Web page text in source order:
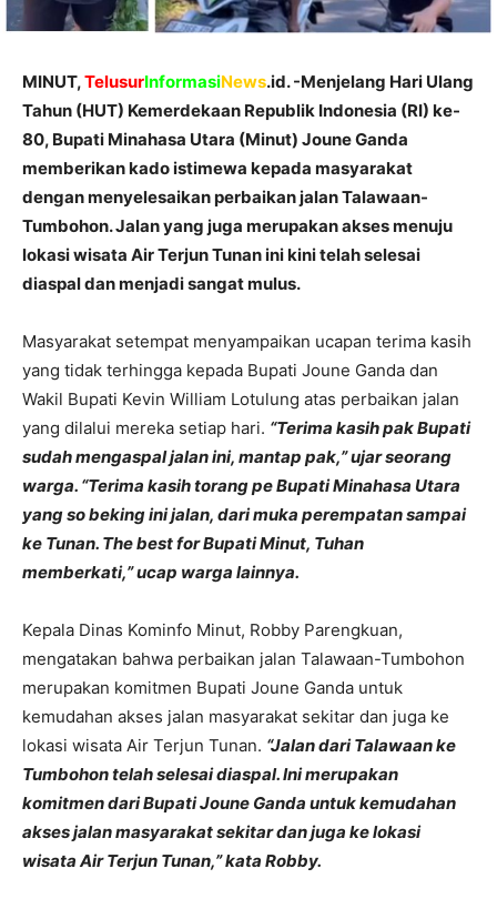
MINUT,TelusurInformasiNews.id. -Menjelang Hari Ulang
Tahun (HUT) Kemerdekaan Republik Indonesia (RI) ke-
80, Bupati Minahasa Utara (Minut) Joune Ganda
memberikan kado istimewa kepada masyarakat
dengan menyelesaikan perbaikan jalan Talawaan-
Tumbohon. Jalan yang juga merupakan akses menuju
lokasi wisata Air Terjun Tunan ini kini telah selesai
diaspal dan menjadi sangat mulus.
Masyarakat setempat menyampaikan ucapan terima kasih
yang tidak terhingga kepada Bupati Joune Ganda dan
Wakil Bupati Kevin William Lotulung atas perbaikan jalan
yang dilalui mereka setiap hari. “Terima kasih pak Bupati
sudah mengaspal jalan ini, mantap pak,” ujar seorang
warga. “Terima kasih torang pe Bupati Minahasa Utara
yang so beking ini jalan, dari muka perempatan sampai
ke Tunan. The best for Bupati Minut, Tuhan
memberkati,” ucap warga lainnya.
Kepala Dinas Kominfo Minut, Robby Parengkuan,
mengatakan bahwa perbaikan jalan Talawaan-Tumbohon
merupakan komitmen Bupati Joune Ganda untuk
kemudahan akses jalan masyarakat sekitar dan juga ke
lokasi wisata Air Terjun Tunan. “Jalan dari Talawaan ke
Tumbohon telah selesai diaspal. Ini merupakan
komitmen dari Bupati Joune Ganda untuk kemudahan
akses jalan masyarakat sekitar dan juga ke lokasi
wisata Air Terjun Tunan,” kata Robby.